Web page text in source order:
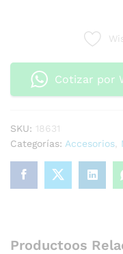
Cotizar por
SKU: 18631
Categorías: Accesorios
Productoos